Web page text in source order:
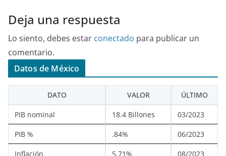
Deja una respuesta
Lo siento, debes estar conectado para publicar un
comentario.
Datos de México
DATO VALOR ÚLTIMO
PIB nominal 18.4 Billones 03/2023
PIB % .84% 06/2023
Inflación 5.71% 08/2023